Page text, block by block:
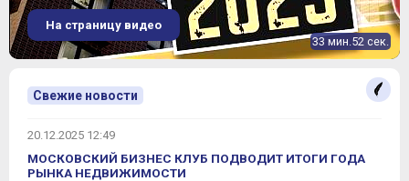
33 мин.52 сек.
На страницу видео
Свежие новости
20.12.2025 12:49
МОСКОВСКИЙ БИЗНЕС КЛУБ ПОДВОДИТ ИТОГИ ГОДА
РЫНКА НЕДВИЖИМОСТИ